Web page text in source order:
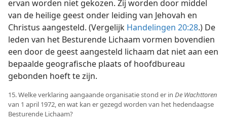
ervan worden niet gekozen. Zij worden door middel
van de heilige geest onder leiding van Jehovah en
Christus aangesteld. (Vergelijk Handelingen 20:28.) De
leden van het Besturende Lichaam vormen bovendien
een door de geest aangesteld lichaam dat niet aan een
bepaalde geografische plaats of hoofdbureau
gebonden hoeft te zijn.
15. Welke verklaring aangaande organisatie stond er in De Wachttoren
van 1 april 1972, en wat kan er gezegd worden van het hedendaagse
Besturende Lichaam?